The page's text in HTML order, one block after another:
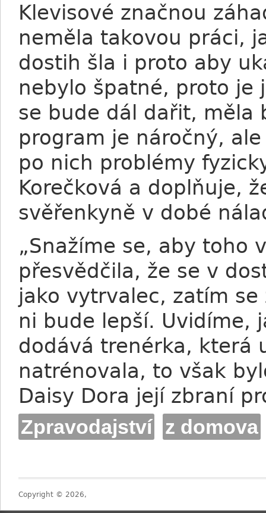
Klevisové značnou
neměla takovou práci,
dostih šla i proto aby
nebylo špatné, proto je
se bude dál dařit, měla
program je náročný,
po nich problémy
Korečková a doplňuje,
svěřenkyně v dobé
„Snažíme se, aby toho
přesvědčila, že se v
jako vytrvalec, zatím
ni bude lepší. Uvidíme,
dodává trenérka, která
natrénovala, to však
Daisy Dora její zbraní
Zpravodajství z domova
Copyright © 2026,